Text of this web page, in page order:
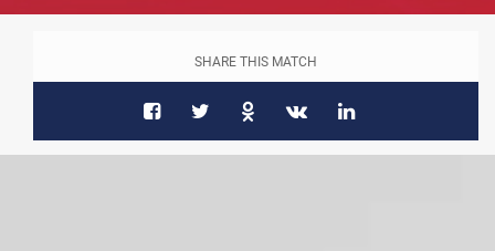
SHARE THIS MATCH